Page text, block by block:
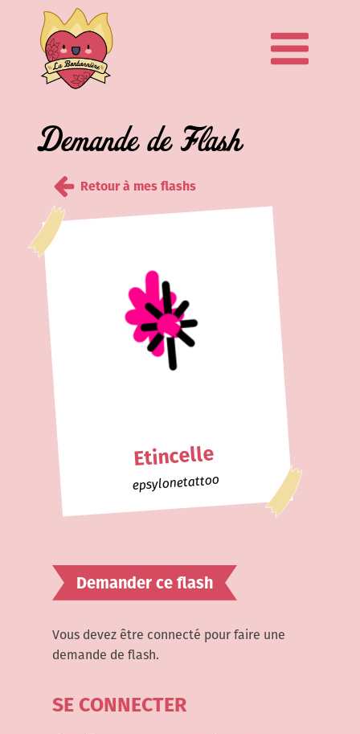
Demande de Flash
Retour à mes flashs
Etincelle
epsylonetattoo
Demander ce flash
Vous devez être connecté pour faire une
demande de flash.
SE CONNECTER